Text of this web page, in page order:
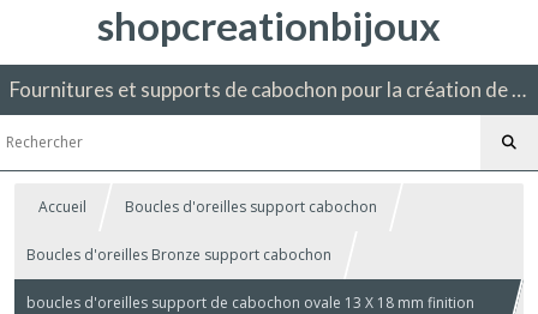
shopcreationbijoux
Fournitures et supports de cabochon pour la création de bijoux fantaisie.
Accueil Boucles d'oreilles support cabochon
Boucles d'oreilles Bronze support cabochon
boucles d'oreilles support de cabochon ovale 13 X 18 mm finition